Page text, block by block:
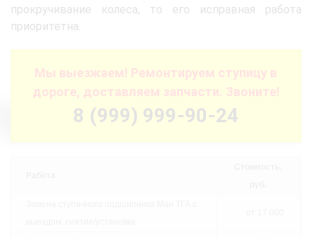
прокручивание колеса, то его исправная работа
приоритетна.
Мы выезжаем! Ремонтируем ступицу в
дороге, доставляем запчасти. Звоните!
8 (999) 999-90-24